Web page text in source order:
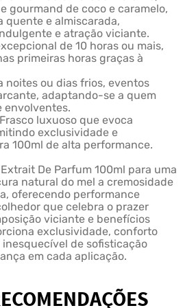
gourmand de coco e caramelo,
quente e almiscarada,
e atração viciante.
de 10 horas ou mais,
primeiras horas graças à
noites ou dias frios, eventos
adaptando-se a quem
envolventes.
luxuoso que evoca
exclusividade e
100ml de alta performance.
De Parfum 100ml para uma
natural do mel a cremosidade
oferecendo performance
que celebra o prazer
viciante e benefícios
exclusividade, conforto
de sofisticação
em cada aplicação.